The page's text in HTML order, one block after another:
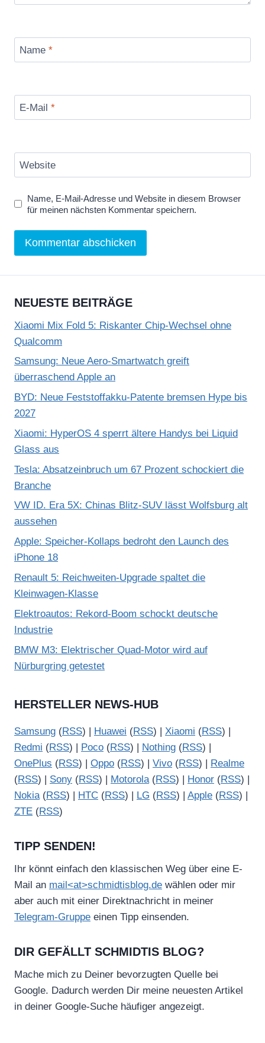
Name *
E-Mail *
Website
Name, E-Mail-Adresse und Website in diesem Browser
für meinen nächsten Kommentar speichern.
NEUESTE BEITRÄGE
Xiaomi Mix Fold 5: Riskanter Chip-Wechsel ohne
Qualcomm
Samsung: Neue Aero-Smartwatch greift
überraschend Apple an
BYD: Neue Feststoffakku-Patente bremsen Hype bis
2027
Xiaomi: HyperOS 4 sperrt ältere Handys bei Liquid
Glass aus
Tesla: Absatzeinbruch um 67 Prozent schockiert die
Branche
VW ID. Era 5X: Chinas Blitz-SUV lässt Wolfsburg alt
aussehen
Apple: Speicher-Kollaps bedroht den Launch des
iPhone 18
Renault 5: Reichweiten-Upgrade spaltet die
Kleinwagen-Klasse
Elektroautos: Rekord-Boom schockt deutsche
Industrie
BMW M3: Elektrischer Quad-Motor wird auf
Nürburgring getestet
HERSTELLER NEWS-HUB
Samsung (RSS) | Huawei (RSS) | Xiaomi (RSS) |
Redmi (RSS) | Poco (RSS) | Nothing (RSS) |
OnePlus (RSS) | Oppo (RSS) | Vivo (RSS) |
Realme
(RSS) | Sony (RSS) | Motorola(RSS) | Honor (RSS) |
Nokia(RSS) | HTC (RSS) | LG (RSS) | Apple (RSS) |
ZTE (RSS)
TIPP SENDEN!
Ihr könnt einfach den klassischen Weg über eine E-
Mail an mail<at>schmidtisblog.de wählen oder mir
aber auch mit einer Direktnachricht in meiner
Telegram-Gruppe einen Tipp einsenden.
DIR GEFÄLLT SCHMIDTIS BLOG?
Mache mich zu Deiner bevorzugten Quelle bei
Google. Dadurch werden Dir meine neuesten Artikel
in deiner Google-Suche häufiger angezeigt.